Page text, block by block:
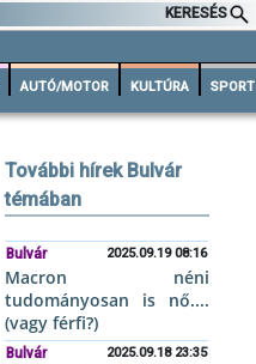
KERESÉS
AUTÓ/MOTOR KULTÚRA SPORT
További hírek Bulvár
témában
Bulvár 2025.09.19 08:16
Macron néni
tudományosan is nő....
(vagy férfi?)
Bulvár 2025.09.18 23:35